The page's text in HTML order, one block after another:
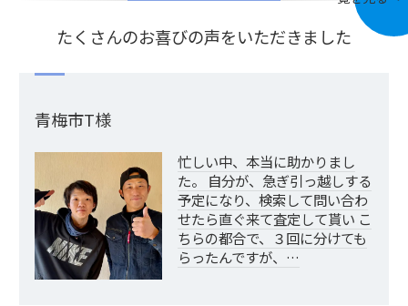
たくさんのお喜びの声をいただきました
青梅市T様
忙しい中、本当に助かりまし
た。 自分が、急ぎ引っ越しする
予定になり、検索して問い合わ
せたら直ぐ来て査定して貰い こ
ちらの都合で、３回に分けても
らったんですが、…